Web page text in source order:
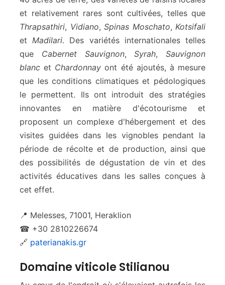
et relativement rares sont cultivées, telles que
Thrapsathiri, Vidiano, Spinas Moschato, Kotsifali
etMadilari. Des variétés internationales telles
que Cabernet Sauvignon,Syrah, Sauvignon
blanc et Chardonnay ont été ajoutés, à mesure
que les conditions climatiques et pédologiques
le permettent. Ils ont introduit des stratégies
innovantes en matière d'écotourisme et
proposent un complexe d'hébergement et des
visites guidées dans les vignobles pendant la
période de récolte et de production, ainsi que
des possibilités de dégustation de vin et des
activités éducatives dans les salles conçues à
cet effet.
📍 Melesses, 71001, Heraklion
☎ +30 2810226674
🔗 paterianakis.gr
Domaine viticole Stilianou